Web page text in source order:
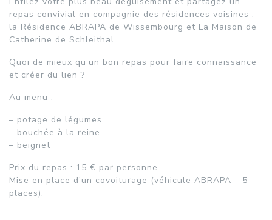
repas convivial en compagnie des résidences voisines :
la Résidence ABRAPA de Wissembourg et La Maison de
Catherine de Schleithal.
Quoi de mieux qu’un bon repas pour faire connaissance
et créer du lien ?
Au menu :
– potage de légumes
– bouchée à la reine
– beignet
Prix du repas : 15 € par personne
Mise en place d’un covoiturage (véhicule ABRAPA – 5
places).